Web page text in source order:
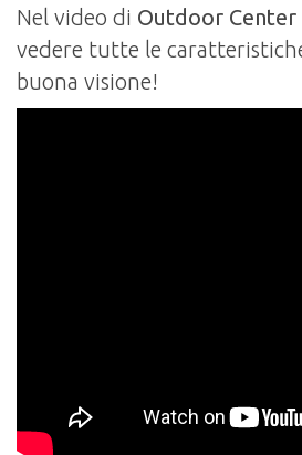
Nel video di Outdoor
vedere tutte le
buona visione!